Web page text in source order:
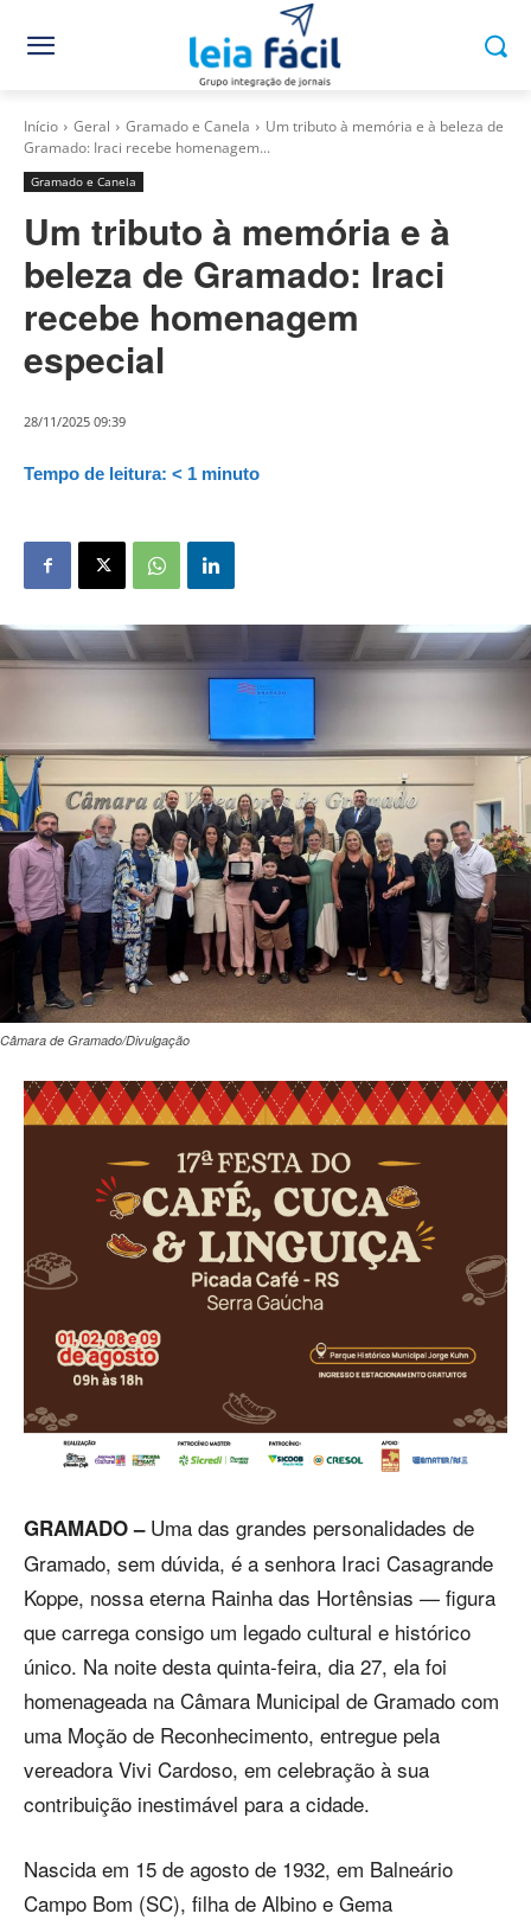
Início Geral Gramado e Canela
Um tributo à memória e à beleza de
Gramado: Iraci recebe homenagem...
Gramado e Canela
Um tributo à memória e à
beleza de Gramado: Iraci
recebe homenagem
especial
28/11/2025 09:39
Tempo de leitura: < 1 minuto
Câmara de Gramado/Divulgação
GRAMADO –Uma das grandes personalidades de
Gramado, sem dúvida, é a senhora Iraci Casagrande
Koppe, nossa eterna Rainha das Hortênsias — figura
que carrega consigo um legado cultural e histórico
único. Na noite desta quinta-feira, dia 27, ela foi
homenageada na Câmara Municipal de Gramado com
uma Moção de Reconhecimento, entregue pela
vereadora Vivi Cardoso, em celebração à sua
contribuição inestimável para a cidade.
Nascida em 15 de agosto de 1932, em Balneário
Campo Bom (SC), filha de Albino e Gema